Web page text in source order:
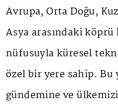
Avrupa, Orta Doğu,
Asya arasındaki
nüfusuyla küresel
özel bir yere sahip. Bu
gündemine ve